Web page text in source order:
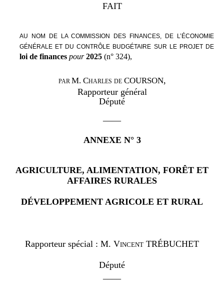
FAIT
AU NOM DE LA COMMISSION DES FINANCES, DE L’ÉCONOMIE
GÉNÉRALE ET DU CONTRÔLE BUDGÉTAIRE SUR LE PROJET DE
loi de finances pour2025 (n° 324),
PAR M. Charles deCOURSON,
Rapporteur général
Député
——
ANNEXE N° 3
AGRICULTURE, ALIMENTATION, FORÊT ET
AFFAIRES RURALES
DÉVELOPPEMENT AGRICOLE ET RURAL
Rapporteur spécial : M. Vincent TRÉBUCHET
Député